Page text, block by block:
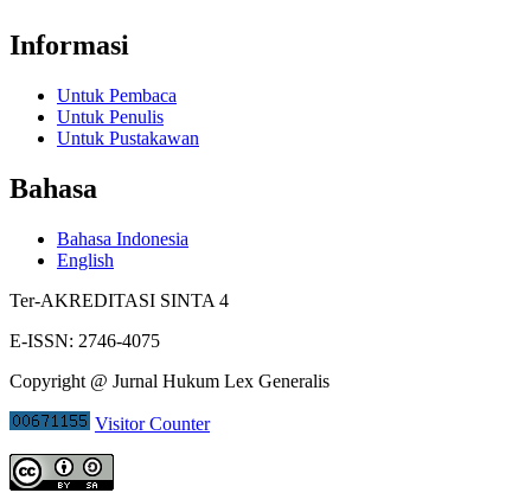
Informasi
Untuk Pembaca
Untuk Penulis
Untuk Pustakawan
Bahasa
Bahasa Indonesia
English
Ter-AKREDITASI SINTA 4
E-ISSN: 2746-4075
Copyright @ Jurnal Hukum Lex Generalis
Visitor Counter